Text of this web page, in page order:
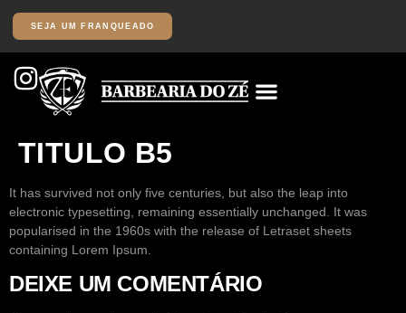
SEJA UM FRANQUEADO
TITULO B5
It has survived not only five centuries, but also the leap into
electronic typesetting, remaining essentially unchanged. It was
popularised in the 1960s with the release of Letraset sheets
containing Lorem Ipsum.
DEIXE UM COMENTÁRIO